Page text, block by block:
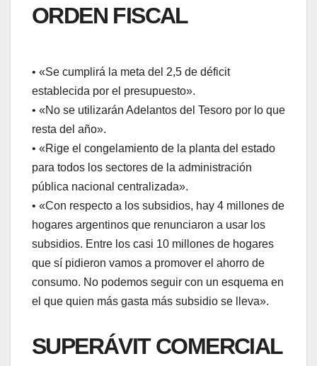
ORDEN FISCAL
• «Se cumplirá la meta del 2,5 de déficit
establecida por el presupuesto».
• «No se utilizarán Adelantos del Tesoro por lo que
resta del año».
• «Rige el congelamiento de la planta del estado
para todos los sectores de la administración
pública nacional centralizada».
• «Con respecto a los subsidios, hay 4 millones de
hogares argentinos que renunciaron a usar los
subsidios. Entre los casi 10 millones de hogares
que sí pidieron vamos a promover el ahorro de
consumo. No podemos seguir con un esquema en
el que quien más gasta más subsidio se lleva».
SUPERÁVIT COMERCIAL